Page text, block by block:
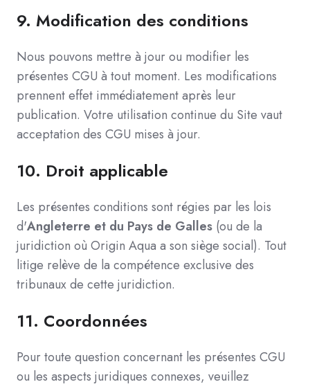
9. Modification des conditions
Nous pouvons mettre à jour ou modifier les
présentes CGU à tout moment. Les modifications
prennent effet immédiatement après leur
publication. Votre utilisation continue du Site vaut
acceptation des CGU mises à jour.
10. Droit applicable
Les présentes conditions sont régies par les lois
d'Angleterre et du Pays de Galles (ou de la
juridiction où Origin Aqua a son siège social). Tout
litige relève de la compétence exclusive des
tribunaux de cette juridiction.
11. Coordonnées
Pour toute question concernant les présentes CGU
ou les aspects juridiques connexes, veuillez